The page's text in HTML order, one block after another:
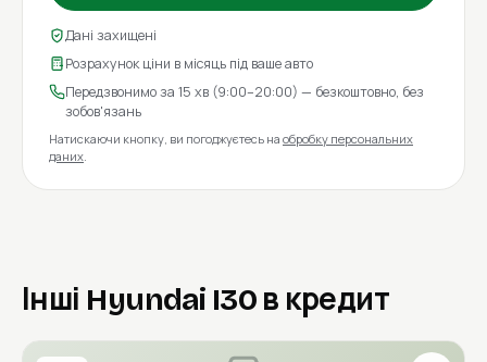
Дані захищені
Розрахунок ціни в місяць під ваше авто
Передзвонимо за 15 хв (9:00–20:00) — безкоштовно, без
зобов'язань
Натискаючи кнопку, ви погоджуєтесь на обробку персональних
даних
Інші Hyundai I30 в кредит